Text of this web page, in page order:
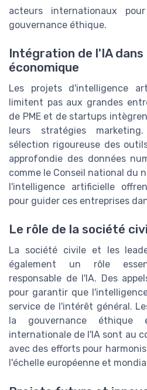
acteurs internationaux
gouvernance éthique.
Intégration de l'IA dans
économique
Les projets d'intelligence
limitent pas aux grandes
de PME et de startups
leurs stratégies
sélection rigoureuse des
approfondie des données
comme le Conseil national du
l'intelligence artificielle
pour guider ces entreprises
Le rôle de la société
La société civile et les
également un rôle
responsable de l'IA. Des
pour garantir que
service de l'intérêt général.
la gouvernance
internationale de l'IA sont au
avec des efforts pour
l'échelle européenne et